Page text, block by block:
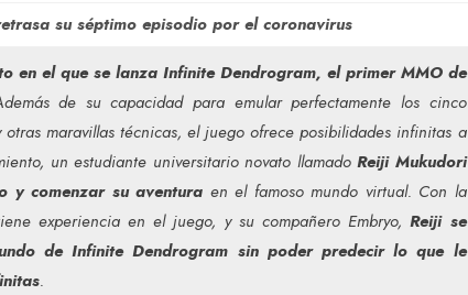
su séptimo episodio por el coronavirus
en el que se lanza Infinite Dendrogram, el primer MMO de
de su capacidad para emular perfectamente los cinco
maravillas técnicas, el juego ofrece posibilidades infinitas a
un estudiante universitario novato llamado Reiji Mukudori
y comenzar su aventura en el famoso mundo virtual. Con la
experiencia en el juego, y su compañero Embryo, Reiji se
de Infinite Dendrogram sin poder predecir lo que le
.